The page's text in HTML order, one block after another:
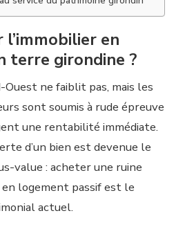
l’immobilier en
terre girondine ?
Ouest ne faiblit pas, mais les
sont soumis à rude épreuve
une rentabilité immédiate.
d’un bien est devenue le
value : acheter une ruine
logement passif est le
actuel.